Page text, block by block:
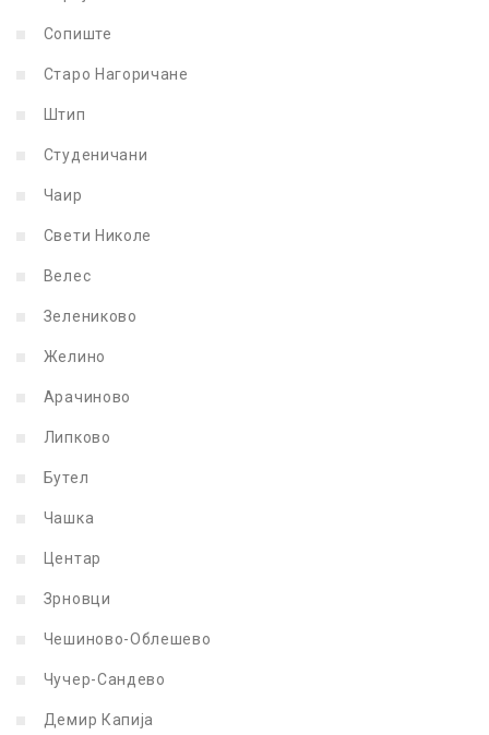
Сопиште
Старо Нагоричане
Штип
Студеничани
Чаир
Свети Николе
Велес
Зелениково
Желино
Арачиново
Липково
Бутел
Чашка
Центар
Зрновци
Чешиново-Облешево
Чучер-Сандево
Демир Капија